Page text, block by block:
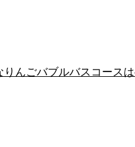
んごバブルバスコース